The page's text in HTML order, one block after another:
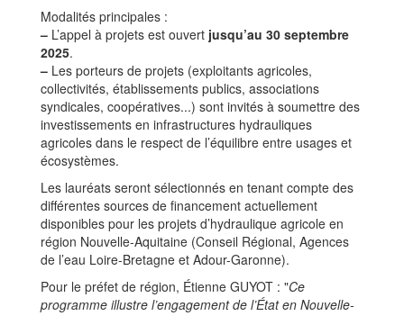
Modalités principales :
– L’appel à projets est ouvert jusqu’au 30 septembre
2025.
– Les porteurs de projets (exploitants agricoles,
collectivités, établissements publics, associations
syndicales, coopératives...) sont invités à soumettre des
investissements en infrastructures hydrauliques
agricoles dans le respect de l’équilibre entre usages et
écosystèmes.
Les lauréats seront sélectionnés en tenant compte des
différentes sources de financement actuellement
disponibles pour les projets d’hydraulique agricole en
région Nouvelle-Aquitaine (Conseil Régional, Agences
de l’eau Loire-Bretagne et Adour-Garonne).
Pour le préfet de région, Étienne GUYOT : "Ce
programme illustre l’engagement de l’État en Nouvelle-